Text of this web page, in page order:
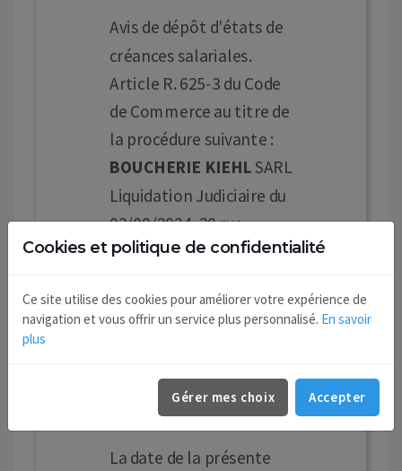
Avis de dépôt d'états de
créances salariales.
Article R. 625-3 du Code
de Commerce au titre de
la procédure suivante :
BOUCHERIE KIEHL SARL
Liquidation Judiciaire du
03/09/2024, 20 rue
Alsace Lorraine - 89100
relevés des créances
Commerce de Sens le 28
mai 2026.
La date de la présente
Cookies et politique de confidentialité
Ce site utilise des cookies pour améliorer votre expérience de
navigation et vous offrir un service plus personnalisé. En savoir
plus
Gérer mes choix Accepter